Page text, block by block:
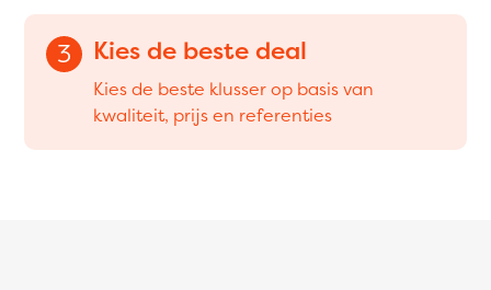
3 Kies de beste deal
Kies de beste klusser op basis van
kwaliteit, prijs en referenties